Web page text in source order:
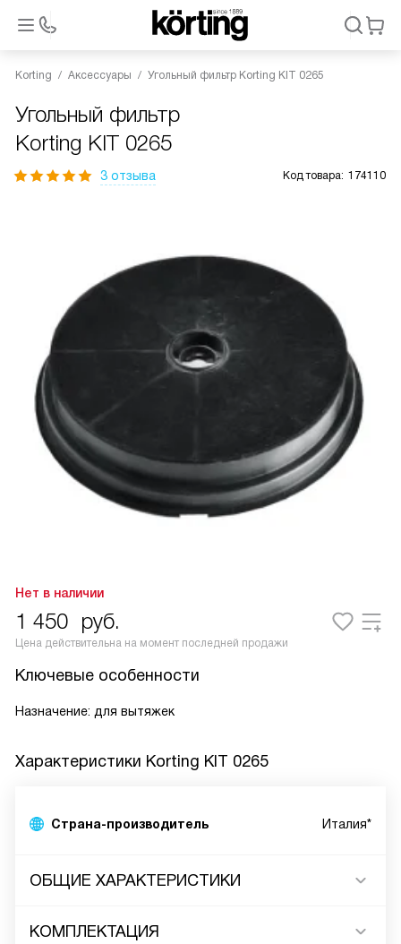
Korting Аксессуары Угольный фильтр Korting KIT 0265
Угольный фильтр
Korting KIT 0265
3 отзыва Код товара: 174110
Нет в наличии
1 450 руб.
Цена действительна на момент последней продажи
Ключевые особенности
Назначение: для вытяжек
Характеристики Korting KIT 0265
Страна-производитель Италия*
ОБЩИЕ ХАРАКТЕРИСТИКИ
КОМПЛЕКТАЦИЯ